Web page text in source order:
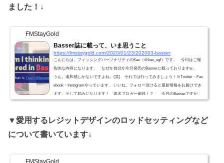
ました！↓
FMStayGold
Basser誌に載って、いま思うこと
https://fmstaygold.com/2020/01/23/202003-basser
こんにちは。フィッシングパーソナリティのKaz（＠kaz_sgf）です。 今日はご報
告的な内容になります。 なぜか自分が今月発売のBasserに載っておりますw。
うん。違和感しかないですよね。(笑) それでは行ってみましょう！※Twitter・Fac
ebook・Instagramやっています。 いいね、フォロー頂けると最新情報をお届けでき
ます。そして励みになります！ 著名ブロガー参戦！？ 今月のBasserですが、
なかなかパンチの効いたタイトルが踊っております…。 著名ブロガー参戦！買
▼愛用するレジットデザインのロッドセッティングなど
について書いています↓
FMStayGold